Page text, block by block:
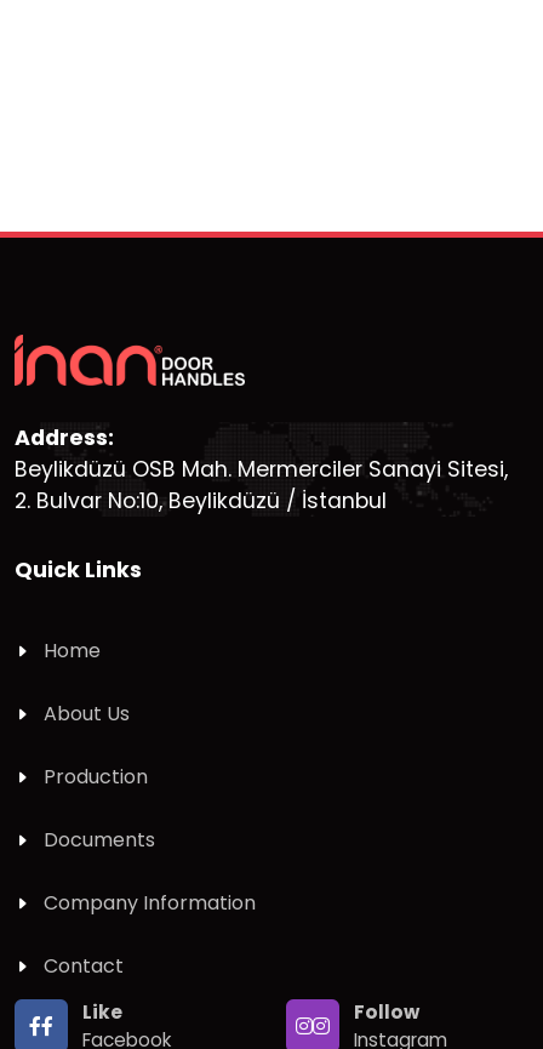
Address:
Beylikdüzü OSB Mah. Mermerciler Sanayi Sitesi,
2. Bulvar No:10, Beylikdüzü / İstanbul
Quick Links
Home
About Us
Production
Documents
Company Information
Contact
Like
Facebook
Follow
Instagram